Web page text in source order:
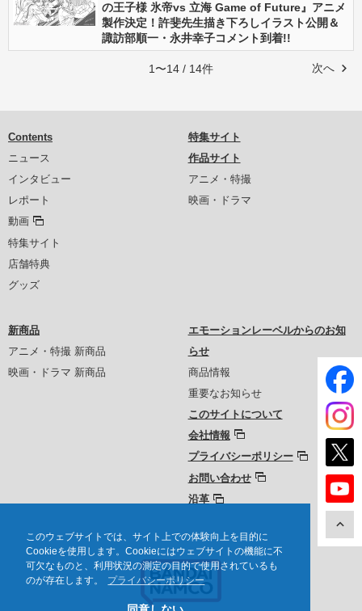
このウェブサイトでは、サイト上での体験向上を目的に
Cookieを使用します。Cookieにはウェブサイトの機能に不
可欠なものと、利用状況の測定の目的で使用されているも
のが存在します。
プライバシーポリシー
の王子様 氷帝vs 立海 Game of Future』アニメ
製作決定！許斐先⽣描き下ろしイラスト公開＆
諏訪部順⼀・永井幸子コメント到着!!
次へ
1〜14 / 14件
Contents
ニュース
インタビュー
レポート
動画
特集サイト
店舗特典
グッズ
特集サイト
作品サイト
アニメ・特撮
映画・ドラマ
新商品
アニメ・特撮 新商品
映画・ドラマ 新商品
エモーションレーベルからのお知
らせ
商品情報
重要なお知らせ
このサイトについて
会社情報
プライバシーポリシー
お問い合わせ
沿革